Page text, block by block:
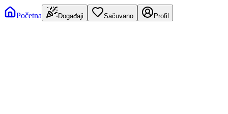
Početna Događaji Sačuvano Profil